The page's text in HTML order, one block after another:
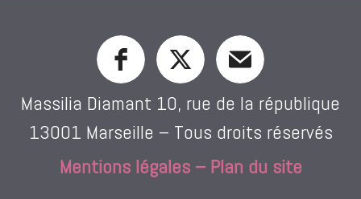
Massilia Diamant 10, rue de la république
13001 Marseille – Tous droits réservés
Mentions légales– Plan du site